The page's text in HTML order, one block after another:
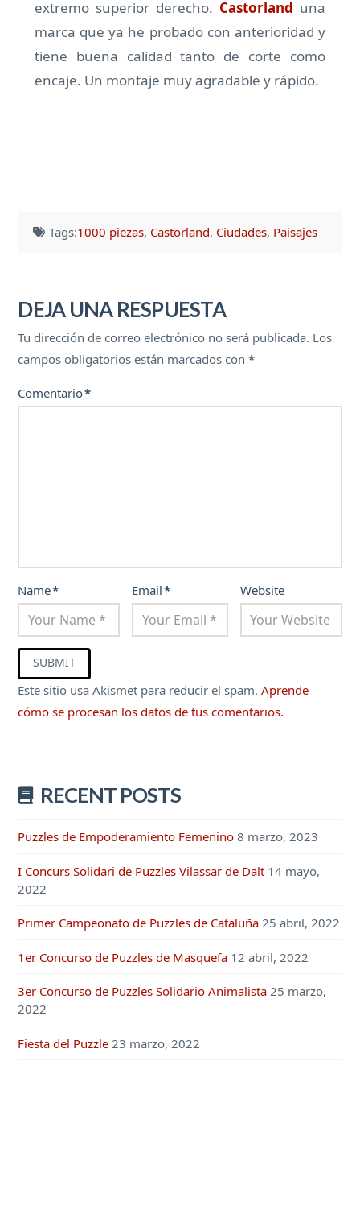
extremo superior derecho. Castorland una
marca que ya he probado con anterioridad y
tiene buena calidad tanto de corte como
encaje. Un montaje muy agradable y rápido.
Tags:1000 piezas, Castorland, Ciudades, Paisajes
DEJA UNA RESPUESTA
Tu dirección de correo electrónico no será publicada. Los
campos obligatorios están marcados con*
Comentario*
Name* Email* Website
Este sitio usa Akismet para reducir el spam.Aprende
cómo se procesan los datos de tus comentarios.
RECENT POSTS
Puzzles de Empoderamiento Femenino 8 marzo, 2023
I Concurs Solidari de Puzzles Vilassar de Dalt 14 mayo,
2022
Primer Campeonato de Puzzles de Cataluña 25 abril, 2022
1er Concurso de Puzzles de Masquefa 12 abril, 2022
3er Concurso de Puzzles Solidario Animalista 25 marzo,
2022
Fiesta del Puzzle 23 marzo, 2022